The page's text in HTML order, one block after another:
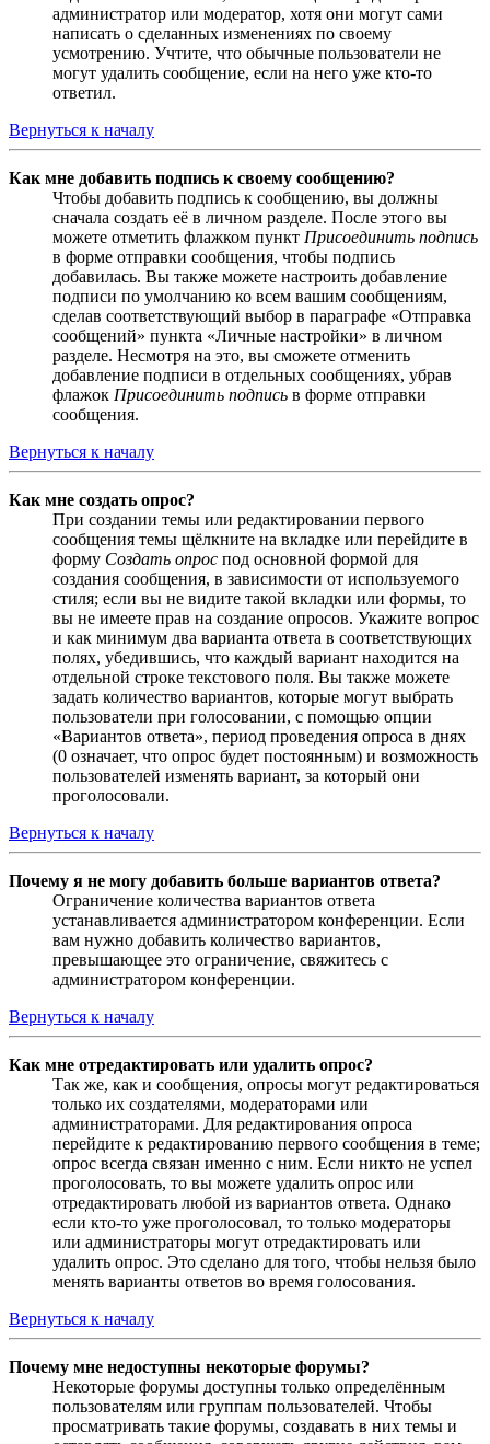
администратор или модератор, хотя они могут сами
написать о сделанных изменениях по своему
усмотрению. Учтите, что обычные пользователи не
могут удалить сообщение, если на него уже кто-то
ответил.
Вернуться к началу
Как мне добавить подпись к своему сообщению?
Чтобы добавить подпись к сообщению, вы должны
сначала создать её в личном разделе. После этого вы
можете отметить флажком пункт Присоединить подпись
в форме отправки сообщения, чтобы подпись
добавилась. Вы также можете настроить добавление
подписи по умолчанию ко всем вашим сообщениям,
сделав соответствующий выбор в параграфе «Отправка
сообщений» пункта «Личные настройки» в личном
разделе. Несмотря на это, вы сможете отменить
добавление подписи в отдельных сообщениях, убрав
флажок Присоединить подпись в форме отправки
сообщения.
Вернуться к началу
Как мне создать опрос?
При создании темы или редактировании первого
сообщения темы щёлкните на вкладке или перейдите в
форму Создать опрос под основной формой для
создания сообщения, в зависимости от используемого
стиля; если вы не видите такой вкладки или формы, то
вы не имеете прав на создание опросов. Укажите вопрос
и как минимум два варианта ответа в соответствующих
полях, убедившись, что каждый вариант находится на
отдельной строке текстового поля. Вы также можете
задать количество вариантов, которые могут выбрать
пользователи при голосовании, с помощью опции
«Вариантов ответа», период проведения опроса в днях
(0 означает, что опрос будет постоянным) и возможность
пользователей изменять вариант, за который они
проголосовали.
Вернуться к началу
Почему я не могу добавить больше вариантов ответа?
Ограничение количества вариантов ответа
устанавливается администратором конференции. Если
вам нужно добавить количество вариантов,
превышающее это ограничение, свяжитесь с
администратором конференции.
Вернуться к началу
Как мне отредактировать или удалить опрос?
Так же, как и сообщения, опросы могут редактироваться
только их создателями, модераторами или
администраторами. Для редактирования опроса
перейдите к редактированию первого сообщения в теме;
опрос всегда связан именно с ним. Если никто не успел
проголосовать, то вы можете удалить опрос или
отредактировать любой из вариантов ответа. Однако
если кто-то уже проголосовал, то только модераторы
или администраторы могут отредактировать или
удалить опрос. Это сделано для того, чтобы нельзя было
менять варианты ответов во время голосования.
Вернуться к началу
Почему мне недоступны некоторые форумы?
Некоторые форумы доступны только определённым
пользователям или группам пользователей. Чтобы
просматривать такие форумы, создавать в них темы и